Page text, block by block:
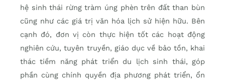
hệ sinh thái rừng tràm úng phèn trên đất than bùn
cũng như các giá trị văn hóa lịch sử hiện hữu. Bên
cạnh đó, đơn vị còn thực hiện tốt các hoạt động
nghiên cứu, tuyên truyền, giáo dục về bảo tồn, khai
thác tiềm năng phát triển du lịch sinh thái, góp
phần cùng chính quyền địa phương phát triển, ổn